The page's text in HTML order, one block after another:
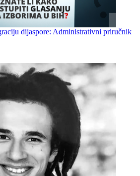
dijaspore: Administrativni priručnik